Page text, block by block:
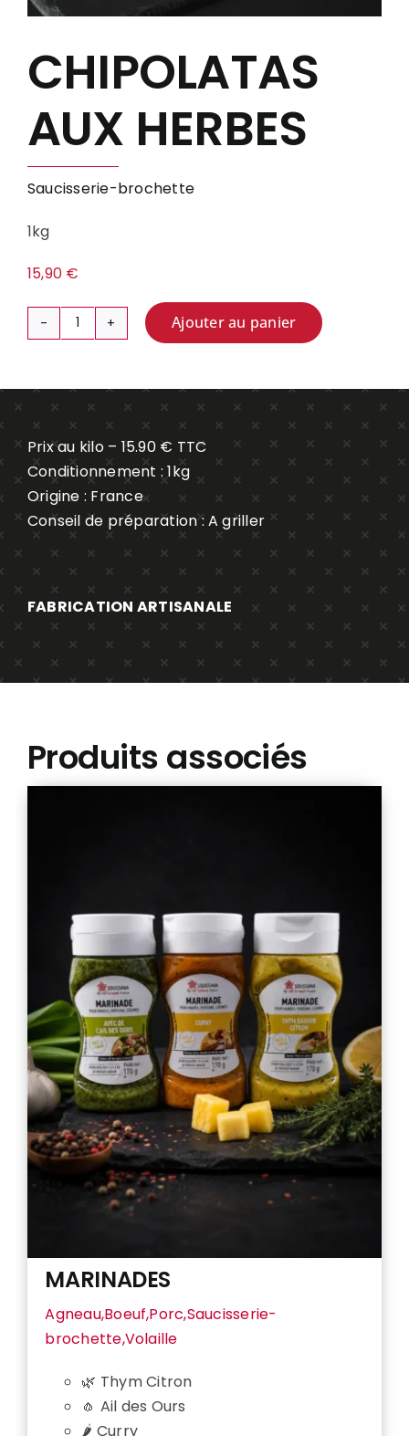
CHIPOLATAS
AUX HERBES
Saucisserie-brochette
1kg
15,90 €
quantité
Ajouter au panier
Prix au kilo – 15.90 € TTC
Conditionnement : 1kg
Origine : France
Conseil de préparation : A griller
FABRICATION ARTISANALE
Produits associés
MARINADES
Agneau,Boeuf,Porc,Saucisserie-
brochette,Volaille
🌿 Thym Citron
🧄 Ail des Ours
🌶️ Curry